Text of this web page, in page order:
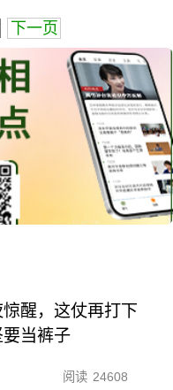
下一页
醒，这仗再打下
当裤子
阅读 24608